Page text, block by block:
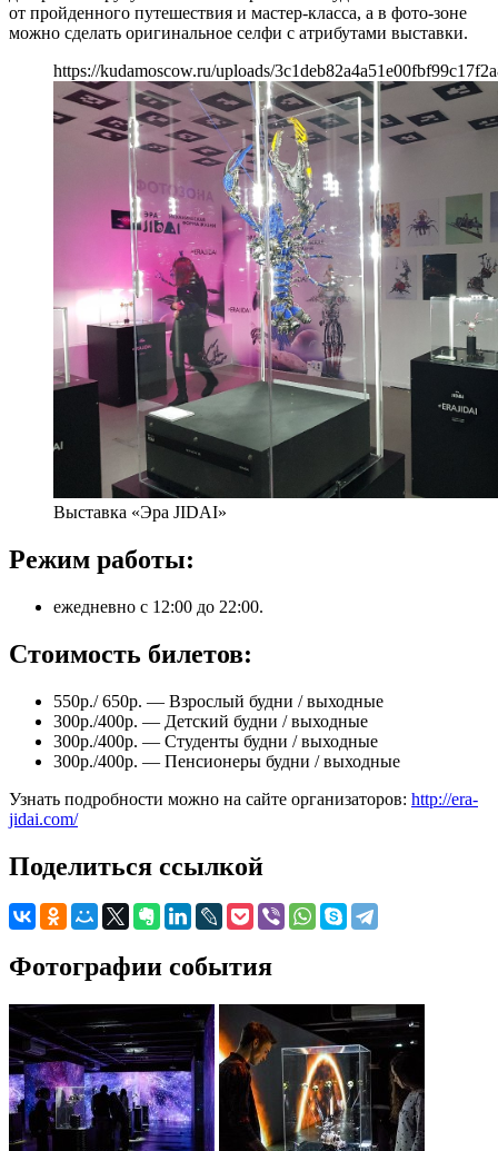
от пройденного путешествия и мастер-класса, а в фото-зоне
можно сделать оригинальное селфи с атрибутами выставки.
https://kudamoscow.ru/uploads/
Выставка «Эра JIDAI»
Режим работы:
ежедневно с 12:00 до 22:00.
Стоимость билетов:
550р./ 650р. — Взрослый будни / выходные
300р./400р. — Детский будни / выходные
300р./400р. — Студенты будни / выходные
300р./400р. — Пенсионеры будни / выходные
Узнать подробности можно на сайте организаторов: http://era-
jidai.com/
Поделиться ссылкой
Фотографии события